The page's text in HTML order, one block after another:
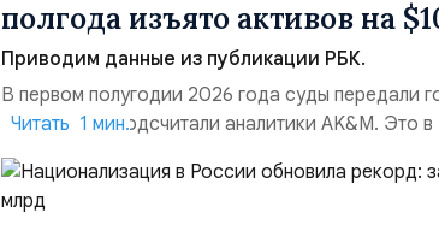
полгода изъято активов на
Приводим данные из публикации РБК.
В первом полугодии 2026 года суды передали
$10,16 млрд, подсчитали аналитики AK&M. Это
период 2025 года ($3,95 млрд). Всего
транзакций, которые обеспечили 42,2%
слияний и поглощений. Крупнейшей ...
Читать 1 мин.